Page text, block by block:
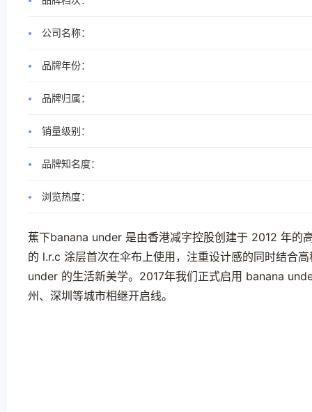
公司名称：
品牌年份：
品牌归属：
销量级别：
品牌知名度：
浏览热度：
蕉下banana under 是由香港减字控股创建于 2012 年
的 l.r.c 涂层首次在伞布上使用，注重设计感的同时结合
under 的生活新美学。2017年我们正式启用 banana
州、深圳等城市相继开启线。